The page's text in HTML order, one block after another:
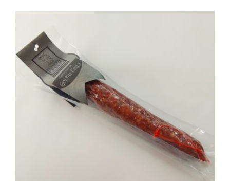
AÑADIR AL CARRITO